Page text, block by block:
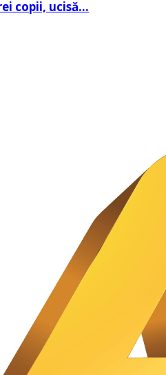
copii, ucisă…